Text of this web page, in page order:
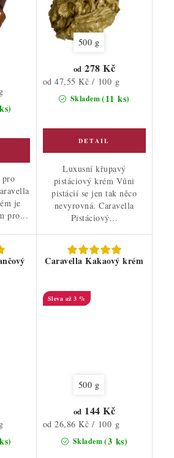
pro
je
pro...
500 g
Skladem(11 ks)
od 278 Kč
Měrná
cena:
od 47,55 Kč / 100 g
Luxusní křupavý
pistáciový krém Vůni
pistácií se jen tak něco
nevyrovná. Caravella
Pistáciový...
Caravella Kakaový krém
až 3 %
500 g
Skladem(3 ks)
od 144 Kč
Měrná
od 26,86 Kč / 100 g